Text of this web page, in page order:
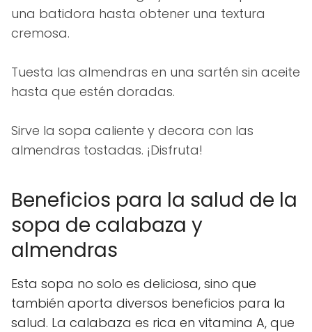
una batidora hasta obtener una textura
cremosa.
Tuesta las almendras en una sartén sin aceite
hasta que estén doradas.
Sirve la sopa caliente y decora con las
almendras tostadas. ¡Disfruta!
Beneficios para la salud de la
sopa de calabaza y
almendras
Esta sopa no solo es deliciosa, sino que
también aporta diversos beneficios para la
salud. La calabaza es rica en vitamina A, que